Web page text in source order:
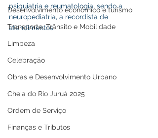
Desenvolvimento econômico e turismo
Transporte, Trânsito e Mobilidade
Limpeza
Celebração
Obras e Desenvolvimento Urbano
Cheia do Rio Juruá 2025
Ordem de Serviço
Finanças e Tributos
psiquiatria e reumatologia, sendo a
neuropediatria, a recordista de
atendimentos.